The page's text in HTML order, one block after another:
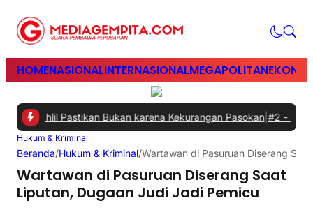
HOMENASIONALINTERNASIONALMEGAPOLITAN
Pastikan Bukan karena Kekurangan Pasokan|#2 -Perkuat
Hukum & Kriminal
Beranda/Hukum & Kriminal/Wartawan di Pasuruan Diserang
Wartawan di Pasuruan Diserang Saat
Liputan, Dugaan Judi Jadi Pemicu